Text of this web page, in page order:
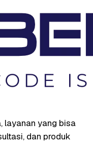
layanan yang bisa
dan produk